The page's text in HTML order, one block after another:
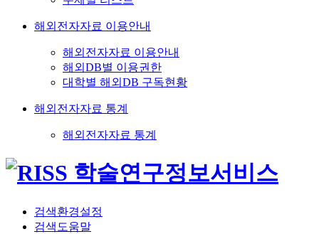
해외전자자료 이용안내
해외전자자료 이용안내
해외DB별 이용권한
대학별 해외DB 구독현황
해외전자자료 통계
해외전자자료 통계
검색환경설정
검색도움말